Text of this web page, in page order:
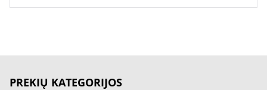
PREKIŲ KATEGORIJOS